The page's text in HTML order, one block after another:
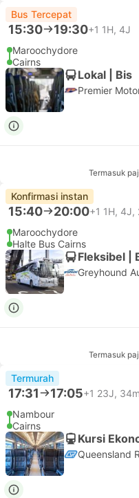
Bus Tercepat
15:30 19:30+1 1H, 4J
Maroochydore
Cairns
Lokal | Bis
Premier
Termasuk
Konfirmasi instan
15:40 20:00+1 1H, 4J,
Maroochydore
Halte Bus Cairns
Fleksibel |
Greyhound
Termasuk
Termurah
17:31 17:05+1 23J, 34m
Nambour
Cairns
Kursi
Queensland